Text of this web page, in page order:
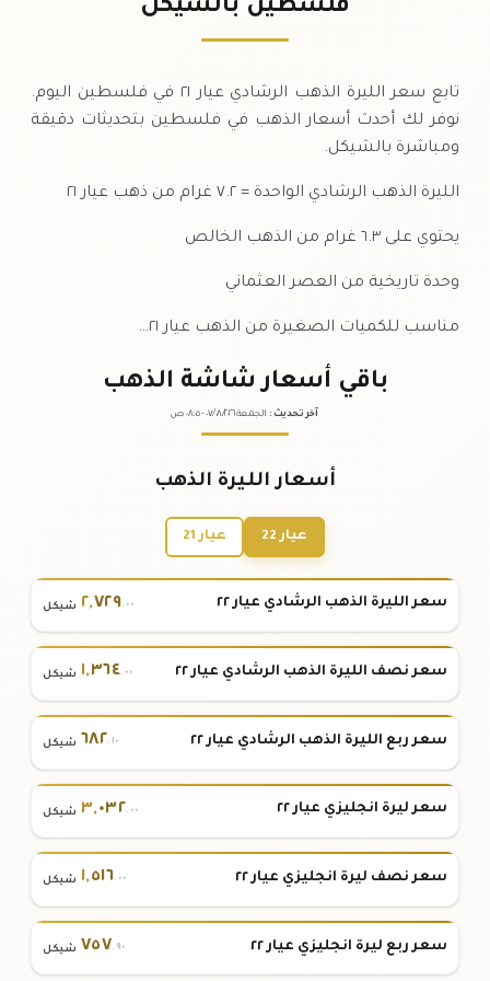
فلسطين بالشيكل
تابع سعر الليرة الذهب الرشادي عيار ٢١ في فلسطين اليوم.
نوفر لك أحدث أسعار الذهب في فلسطين بتحديثات دقيقة
ومباشرة بالشيكل.
الليرة الذهب الرشادي الواحدة = ٧.٢ غرام من ذهب عيار ٢١
يحتوي على ٦.٣ غرام من الذهب الخالص
وحدة تاريخية من العصر العثماني
مناسب للكميات الصغيرة من الذهب عيار ٢١…
باقي أسعار شاشة الذهب
آخر تحديث : الجمعة ٠٧ /٠٨/٢٠٢٦ - ٠٨:٠٥ ص
أسعار الليرة الذهب
عيار 22 عيار 21
سعر الليرة الذهب الرشادي عيار ٢٢ ٢,٧٢٩.٠٠ شيكل
سعر نصف الليرة الذهب الرشادي عيار ٢٢ ١,٣٦٤.٠٠ شيكل
سعر ربع الليرة الذهب الرشادي عيار ٢٢ ٦٨٢.١٠ شيكل
سعر ليرة انجليزي عيار ٢٢ ٣,٠٣٢.٠٠ شيكل
سعر نصف ليرة انجليزي عيار ٢٢ ١,٥١٦.٠٠ شيكل
سعر ربع ليرة انجليزي عيار ٢٢ ٧٥٧.٩٠ شيكل